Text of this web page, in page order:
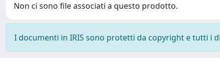
Non ci sono file associati a questo prodotto.
I documenti in IRIS sono protetti da copyright e tutti i